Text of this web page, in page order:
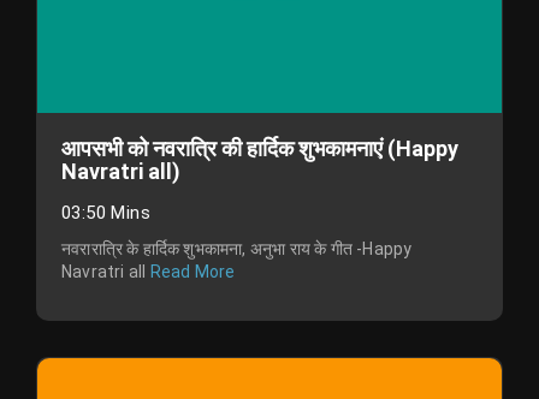
आपसभी को नवरात्रि की हार्दिक शुभकामनाएं (Happy
Navratri all)
03:50 Mins
नवरारात्रि के हार्दिक शुभकामना, अनुभा राय के गीत -Happy
Navratri all
Read More